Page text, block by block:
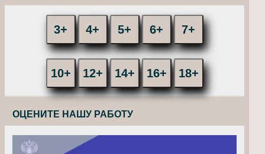
3+ 4+ 5+ 6+ 7+
10+ 12+ 14+ 16+ 18+
ОЦЕНИТЕ НАШУ РАБОТУ